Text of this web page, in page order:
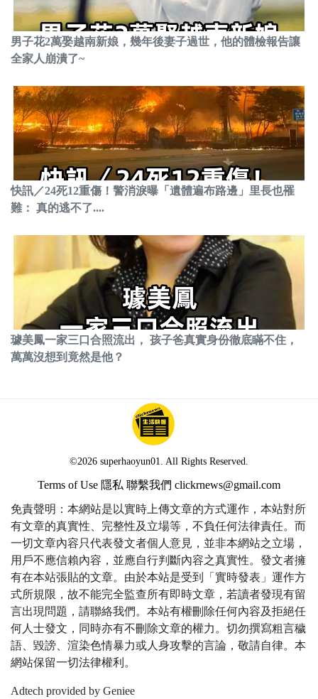
男子花2萬娶越南新娘，幾年後妻子過世，他的體檢報告讓
全家人崩潰了~
快訊／24死12重傷！警消淚曝「遺體遍布路邊」里長也罹
難： 真的逃不了....
璩美鳳一家三口合照流出， 孩子爸真實身份徹底瞞不住，
萬萬沒想到竟然是他？
©2026 superhaoyun01. All Rights Reserved.
Terms of Use 隱私 聯繫我們 clickrnews@gmail.com
免責聲明：本網站是以實時上傳文章的方式運作，本站對所
有文章的真實性、完整性及立場等，不負任何法律責任。而
一切文章內容只代表發文者個人意見，並非本網站之立場，
用戶不應信賴內容，並應自行判斷內容之真實性。發文者擁
有在本站張貼的文章。由於本站是受到「實時發表」運作方
式所規限，故不能完全監查所有即時文章，若讀者發現有留
言出現問題，請聯絡我們。本站有權刪除任何內容及拒絕任
何人士發文，同時亦有不刪除文章的權力。切勿撰寫粗言穢
語、毀謗、渲染色情暴力或人身攻擊的言論，敬請自律。本
網站保留一切法律權利。
Adtech provided by Geniee